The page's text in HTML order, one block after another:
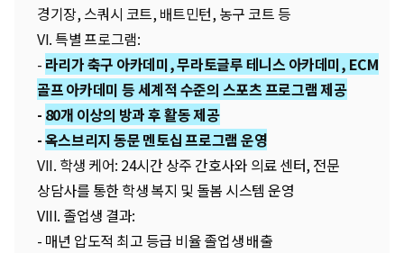
경기장, 스쿼시 코트, 배트민턴, 농구 코트 등
VI. 특별 프로그램:
- 라리가 축구 아카데미, 무라토글루 테니스 아카데미, ECM
골프 아카데미 등 세계적 수준의 스포츠 프로그램 제공
- 80개 이상의 방과 후 활동 제공
-옥스브리지 동문 멘토십 프로그램 운영
VII. 학생 케어: 24시간 상주 간호사와 의료 센터, 전문
상담사를 통한 학생 복지 및 돌봄 시스템 운영
VIII. 졸업생 결과:
- 매년 압도적 최고 등급 비율 졸업생 배출